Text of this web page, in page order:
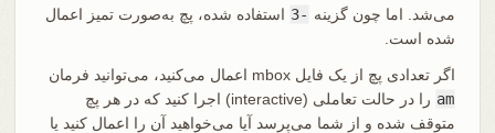
می‌شد. اما چون گزینه -3
استفاده شده، پچ به‌صورت تمیز اعمال
شده است.
اگر تعدادی پچ از یک فایل mbox اعمال می‌کنید، می‌توانید فرمان
am
را در حالت تعاملی (interactive) اجرا کنید که در هر پچ
متوقف شده و از شما می‌پرسد آیا می‌خواهید آن را اعمال کنید یا